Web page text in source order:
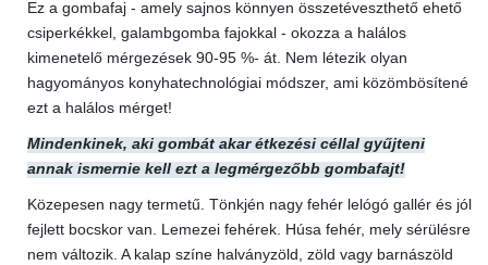
Ez a gombafaj - amely sajnos könnyen összetéveszthető ehető
csiperkékkel, galambgomba fajokkal - okozza a halálos
kimenetelő mérgezések 90-95 %- át. Nem létezik olyan
hagyományos konyhatechnológiai módszer, ami közömbösítené
ezt a halálos mérget!
Mindenkinek, aki gombát akar étkezési céllal gyűjteni
annak ismernie kell ezt a legmérgezőbb gombafajt!
Közepesen nagy termetű. Tönkjén nagy fehér lelógó gallér és jól
fejlett bocskor van. Lemezei fehérek. Húsa fehér, mely sérülésre
nem változik. A kalap színe halványzöld, zöld vagy barnászöld